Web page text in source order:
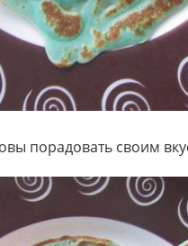
порадовать своим